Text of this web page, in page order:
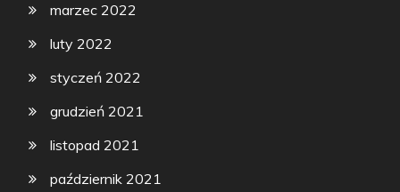
marzec 2022
luty 2022
styczeń 2022
grudzień 2021
listopad 2021
październik 2021